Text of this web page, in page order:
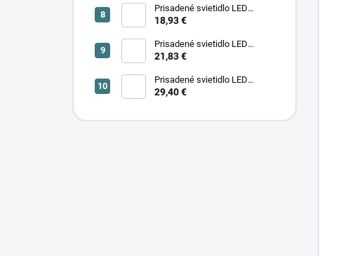
Prisadené svietidlo LED
18,93 €
Prisadené svietidlo LED
SONOR CCT UP 6W B 24365
21,83 €
Prisadené svietidlo LED
29,40 €